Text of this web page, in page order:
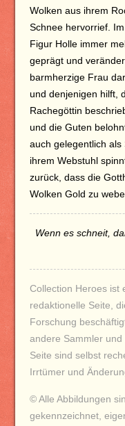
Wolken aus ihrem
Schnee hervorrief.
Figur Holle immer
geprägt und
barmherzige Frau
und denjenigen hilft,
Rachegöttin
und die Guten
auch gelegentlich
ihrem Webstuhl
zurück, dass die
Wolken Gold zu
Wenn es schneit,
Collection Heroes ist
redaktionelle Seite,
Forschung
andere Sammler und
Seite sind selbst
Irrtümer und
© Alle Abbildungen
gekennzeichnet,